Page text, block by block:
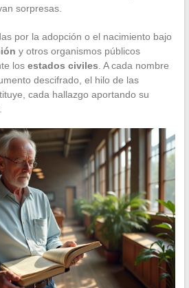
sorpresas.
por la adopción o el nacimiento bajo
y otros organismos públicos
los estados civiles . A cada nombre
descifrado, el hilo de las
cada hallazgo aportando su